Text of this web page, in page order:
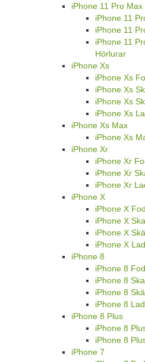
iPhone 11 Pro Max
iPhone 11
iPhone 11
iPhone 11
Hörlurar
iPhone Xs
iPhone Xs
iPhone Xs
iPhone Xs
iPhone Xs
iPhone Xs Max
iPhone Xs
iPhone Xr
iPhone Xr
iPhone Xr
iPhone Xr
iPhone X
iPhone X
iPhone X
iPhone X
iPhone X
iPhone 8
iPhone 8
iPhone 8
iPhone 8
iPhone 8
iPhone 8 Plus
iPhone 8
iPhone 8
iPhone 7